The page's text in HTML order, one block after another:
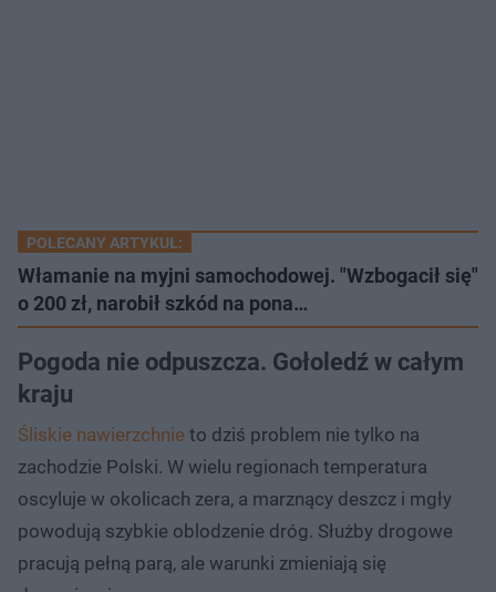
POLECANY ARTYKUŁ:
Włamanie na myjni samochodowej. "Wzbogacił się"
o 200 zł, narobił szkód na pona…
Pogoda nie odpuszcza. Gołoledź w całym
kraju
Śliskie nawierzchnie to dziś problem nie tylko na
zachodzie Polski. W wielu regionach temperatura
oscyluje w okolicach zera, a marznący deszcz i mgły
powodują szybkie oblodzenie dróg. Służby drogowe
pracują pełną parą, ale warunki zmieniają się